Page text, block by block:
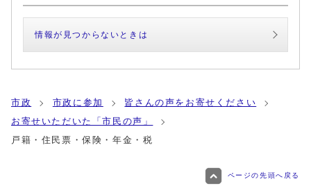
情報が見つからないときは
市政 市政に参加
皆さんの声をお寄せください
お寄せいただいた「市民の声」
戸籍・住民票・保険・年金・税
ページの先頭へ戻る